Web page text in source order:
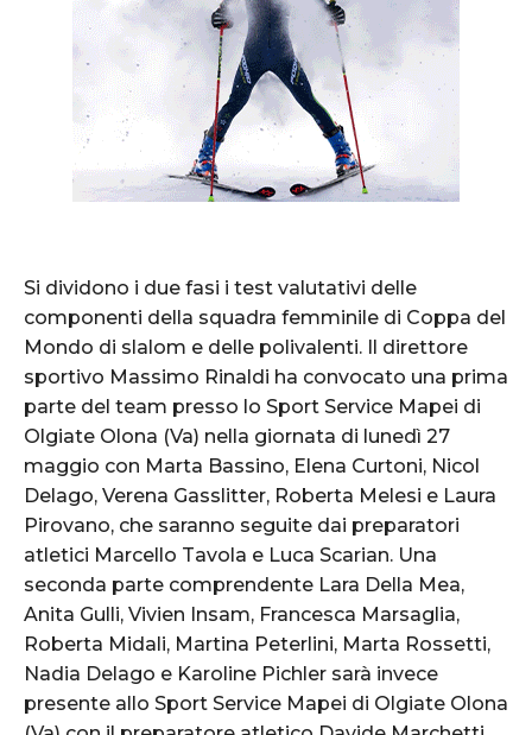
Si dividono i due fasi i test valutativi delle
componenti della squadra femminile di Coppa del
Mondo di slalom e delle polivalenti. Il direttore
sportivo Massimo Rinaldi ha convocato una prima
parte del team presso lo Sport Service Mapei di
Olgiate Olona (Va) nella giornata di lunedì 27
maggio con Marta Bassino, Elena Curtoni, Nicol
Delago, Verena Gasslitter, Roberta Melesi e Laura
Pirovano, che saranno seguite dai preparatori
atletici Marcello Tavola e Luca Scarian. Una
seconda parte comprendente Lara Della Mea,
Anita Gulli, Vivien Insam, Francesca Marsaglia,
Roberta Midali, Martina Peterlini, Marta Rossetti,
Nadia Delago e Karoline Pichler sarà invece
presente allo Sport Service Mapei di Olgiate Olona